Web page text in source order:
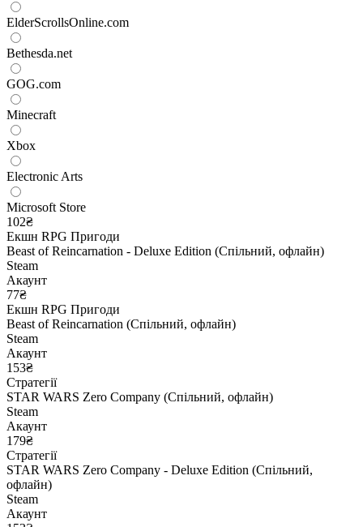
ElderScrollsOnline.com
Bethesda.net
GOG.com
Minecraft
Xbox
Electronic Arts
Microsoft Store
102₴
Екшн RPG Пригоди
Beast of Reincarnation - Deluxe Edition (Спільний, офлайн)
Steam
Акаунт
77₴
Екшн RPG Пригоди
Beast of Reincarnation (Спільний, офлайн)
Steam
Акаунт
153₴
Стратегії
STAR WARS Zero Company (Спільний, офлайн)
Steam
Акаунт
179₴
Стратегії
STAR WARS Zero Company - Deluxe Edition (Спільний,
офлайн)
Steam
Акаунт